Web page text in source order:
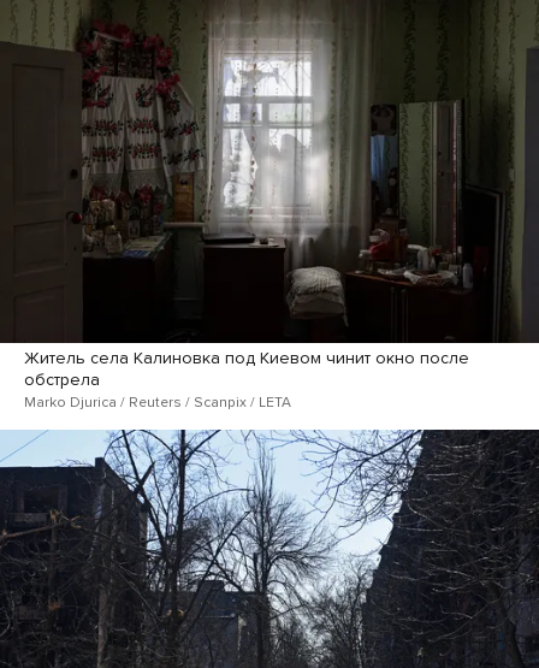
Житель села Калиновка под Киевом чинит окно после
обстрела
Marko Djurica / Reuters / Scanpix / LETA